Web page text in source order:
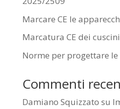
Marcare CE le
Marcatura CE dei
Norme per progettare le
Commenti
Damiano Squizzato su